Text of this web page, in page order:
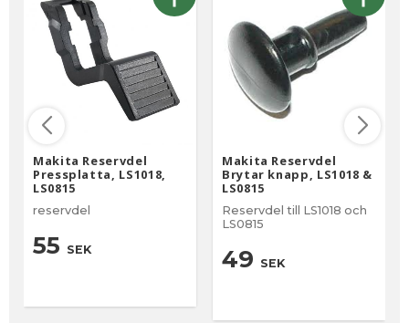
Makita Reservdel
Pressplatta, LS1018,
LS0815
reservdel
55 SEK
Makita Reservdel
Brytar knapp, LS1018 &
LS0815
Reservdel till LS1018 och
LS0815
49 SEK